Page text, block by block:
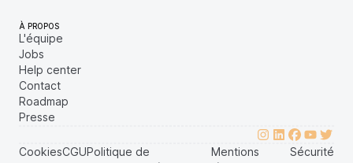
À PROPOS
L'équipe
Jobs
Help center
Contact
Roadmap
Presse
CookiesCGUPolitique de
Mentions
Sécurité